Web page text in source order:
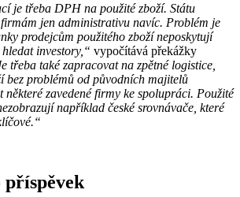
je třeba DPH na použité zboží. Státu
jen administrativu navíc. Problém je
prodejcům použitého zboží neposkytují
investory,“ vypočítává překážky
třeba také zapracovat na zpětné logistice,
bez problémů od původních majitelů
některé zavedené firmy ke spolupráci. Použité
například české srovnávače, které
příspěvek